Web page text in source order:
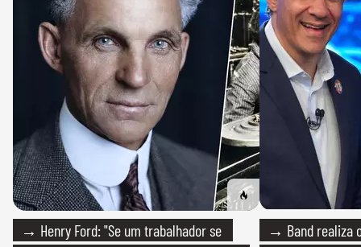
→ Henry Ford: "Se um trabalhador se
→ Band realiza